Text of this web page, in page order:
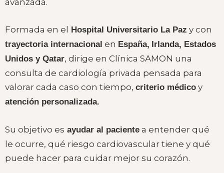
Formada en el Hospital Universitario La Paz y con
trayectoria internacional en España, Irlanda, Estados
Unidos y Qatar, dirige en Clínica SAMON una
consulta de cardiología privada pensada para
valorar cada caso con tiempo, criterio médico y
atención personalizada.
Su objetivo es ayudar al paciente a entender qué
le ocurre, qué riesgo cardiovascular tiene y qué
puede hacer para cuidar mejor su corazón.